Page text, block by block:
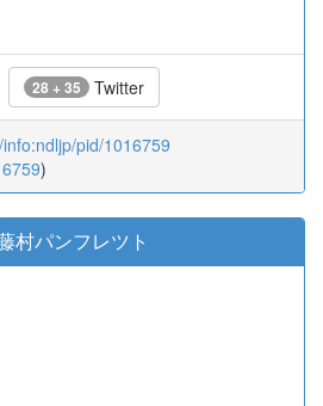
28 + 35 Twitter
pid/1016759
)
村パンフレツト